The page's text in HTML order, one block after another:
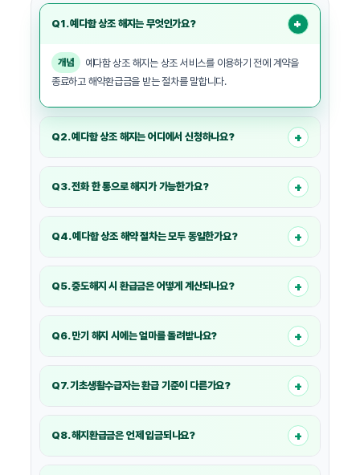
Q1. 예다함 상조 해지는 무엇인가요? +
개념
예다함 상조 해지는 상조 서비스를 이용하기 전에 계약을
종료하고 해약환급금을 받는 절차를 말합니다.
Q2. 예다함 상조 해지는 어디에서 신청하나요? +
접수로 진행할 수 있습니다.
Q3. 전화 한 통으로 해지가 가능한가요? +
해약 절차를 안내받을 수 있습니다.
Q4. 예다함 상조 해약 절차는 모두 동일한가요? +
등에 따라 달라질 수 있습니다.
Q5. 중도해지 시 환급금은 어떻게 계산되나요? +
표준약관에 따른납입 회차별 해약환급률을 적용해 산정됩니다.
Q6. 만기 해지 시에는 얼마를 돌려받나요? +
Q7. 기초생활수급자는 환급 기준이 다른가요?
+
환급 이 가능합니다. 단, 수급자 확정일이 가입일보다 이전이면 일반
Q8. 해지환급금은 언제 입금되나요? +